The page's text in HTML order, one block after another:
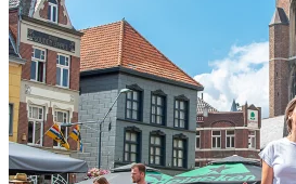
Campings
Praktische informatie
Alle
Contrastverhogen